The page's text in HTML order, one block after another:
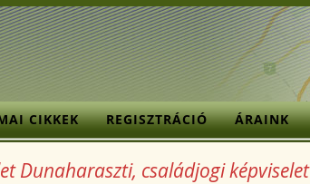
CIKKEK REGISZTRÁCIÓ ÁRAINK
Dunaharaszti, családjogi képviselet